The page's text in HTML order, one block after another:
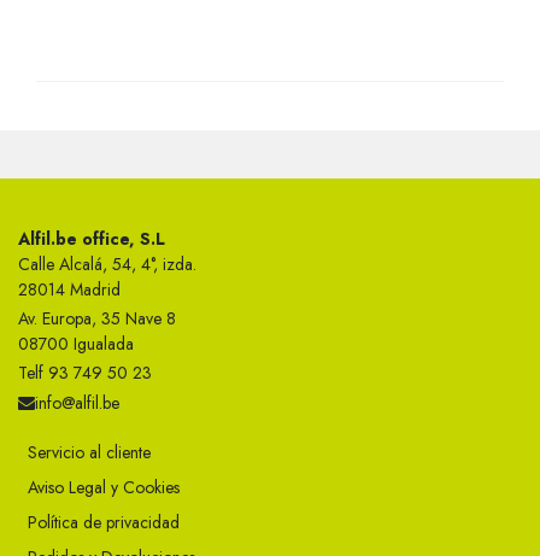
Alfil.be office, S.L
Calle Alcalá, 54, 4°, izda.
28014 Madrid
Av. Europa, 35 Nave 8
08700 Igualada
Telf 93 749 50 23
info@alfil.be
Servicio al cliente
Aviso Legal y Cookies
Política de privacidad